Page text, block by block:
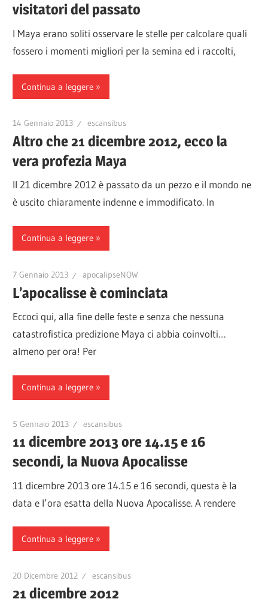
visitatori del passato
I Maya erano soliti osservare le stelle per calcolare quali
fossero i momenti migliori per la semina ed i raccolti,
Continua a leggere
14 Gennaio 2013 escansibus
Altro che 21 dicembre 2012, ecco la
vera profezia Maya
Il 21 dicembre 2012 è passato da un pezzo e il mondo ne
è uscito chiaramente indenne e immodificato. In
Continua a leggere
7 Gennaio 2013 apocalipseNOW
L’apocalisse è cominciata
Eccoci qui, alla fine delle feste e senza che nessuna
catastrofistica predizione Maya ci abbia coinvolti…
almeno per ora! Per
Continua a leggere
5 Gennaio 2013 escansibus
11 dicembre 2013 ore 14.15 e 16
secondi, la Nuova Apocalisse
11 dicembre 2013 ore 14.15 e 16 secondi, questa è la
data e l’ora esatta della Nuova Apocalisse. A rendere
Continua a leggere
20 Dicembre 2012 escansibus
21 dicembre 2012